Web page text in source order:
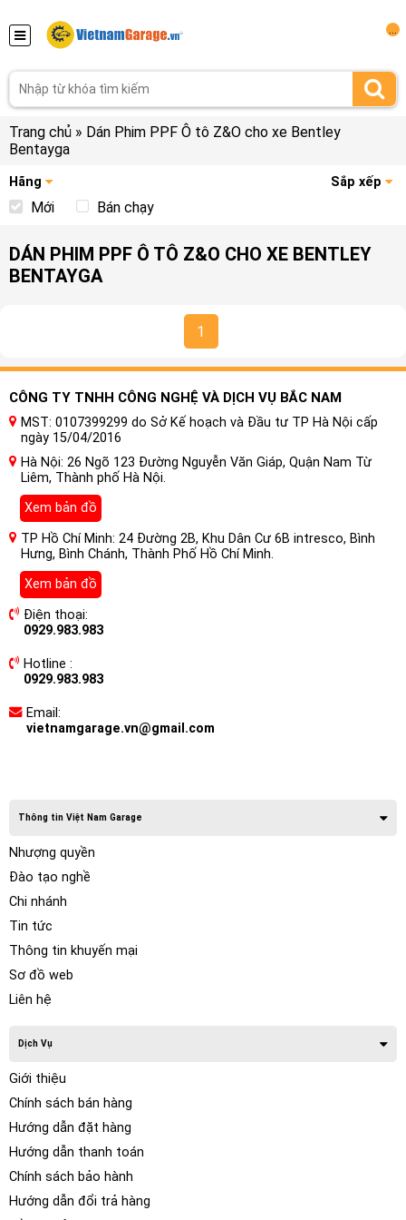
Trang chủ » Dán Phim PPF Ô tô Z&O cho xe Bentley
Bentayga
Hãng Sắp xếp
Mới Bán chạy
DÁN PHIM PPF Ô TÔ Z&O CHO XE BENTLEY
BENTAYGA
1
CÔNG TY TNHH CÔNG NGHỆ VÀ DỊCH VỤ BẮC NAM
MST: 0107399299 do Sở Kế hoạch và Đầu tư TP Hà Nội cấp
ngày 15/04/2016
Hà Nội: 26 Ngõ 123 Đường Nguyễn Văn Giáp, Quận Nam Từ
Liêm, Thành phố Hà Nội.
Xem bản đồ
TP Hồ Chí Minh: 24 Đường 2B, Khu Dân Cư 6B intresco, Bình
Hưng, Bình Chánh, Thành Phố Hồ Chí Minh.
Xem bản đồ
Điện thoại:
0929.983.983
Hotline :
0929.983.983
Email:
vietnamgarage.vn@gmail.com
Thông tin Việt Nam Garage
Nhượng quyền
Đào tạo nghề
Chi nhánh
Tin tức
Thông tin khuyến mại
Sơ đồ web
Liên hệ
Dịch Vụ
Giới thiệu
Chính sách bán hàng
Hướng dẫn đặt hàng
Hướng dẫn thanh toán
Chính sách bảo hành
Hướng dẫn đổi trả hàng